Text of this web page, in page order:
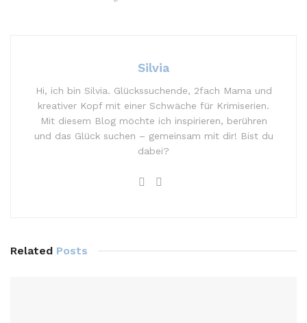
Silvia
Hi, ich bin Silvia. Glückssuchende, 2fach Mama und
kreativer Kopf mit einer Schwäche für Krimiserien.
Mit diesem Blog möchte ich inspirieren, berühren
und das Glück suchen – gemeinsam mit dir! Bist du
dabei?
Related Posts